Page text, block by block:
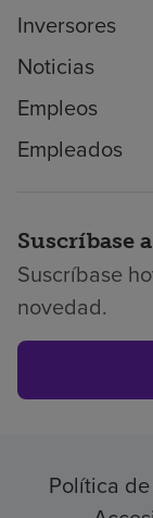
Inversores
Noticias
Empleos
Empleados
Suscríbase
Suscríbase
novedad.
Política